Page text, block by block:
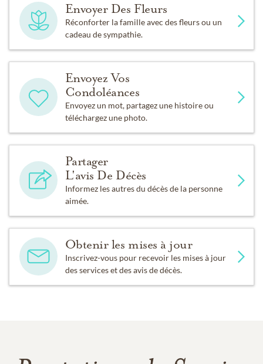
Envoyer Des Fleurs
Réconforter la famille avec des fleurs ou un
cadeau de sympathie.
Envoyez Vos
Condoléances
Envoyez un mot, partagez une histoire ou
téléchargez une photo.
Partager
L'avis De Décès
Informez les autres du décès de la personne
aimée.
Obtenir les mises à jour
Inscrivez-vous pour recevoir les mises à jour
des services et des avis de décès.